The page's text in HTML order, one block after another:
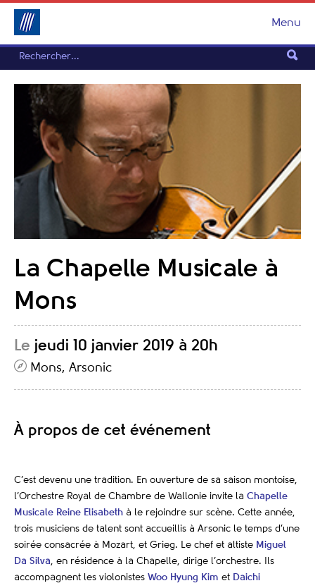
Menu
La Chapelle Musicale à
Mons
Le jeudi 10 janvier 2019 à 20h
Mons, Arsonic
À propos de cet événement
C’est devenu une tradition. En ouverture de sa saison montoise,
l’Orchestre Royal de Chambre de Wallonie invite la Chapelle
Musicale Reine Elisabeth à le rejoindre sur scène. Cette année,
trois musiciens de talent sont accueillis à Arsonic le temps d’une
soirée consacrée à Mozart, et Grieg. Le chef et altiste Miguel
Da Silva, en résidence à la Chapelle, dirige l’orchestre. Ils
accompagnent les violonistes Woo Hyung Kim et Daichi